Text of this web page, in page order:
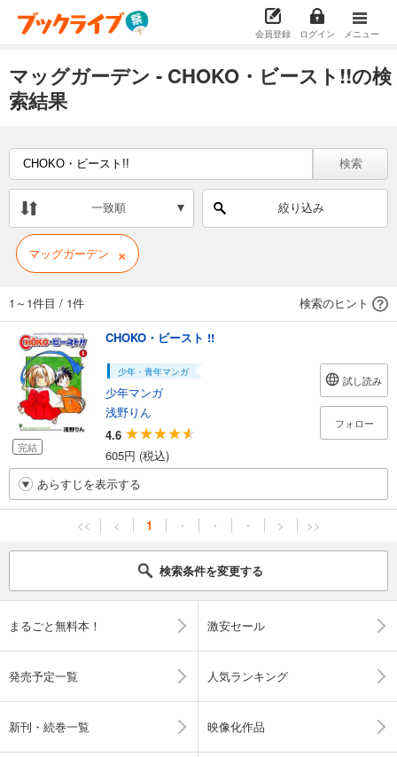
会員登録 ログイン メニュー
マッグガーデン - CHOKO・ビースト!!の検
索結果
検索
一致順 絞り込み
マッグガーデン ×
1～1件目 / 1件 検索のヒント
完結
CHOKO・ビースト !!
少年・青年マンガ
少年マンガ
浅野りん
4.6
605円 (税込)
試し読み
フォロー
あらすじを表示する
<< < 1 ・ ・ ・ > >>
検索条件を変更する
まるごと無料本！ 激安セール
発売予定一覧 人気ランキング
新刊・続巻一覧 映像化作品